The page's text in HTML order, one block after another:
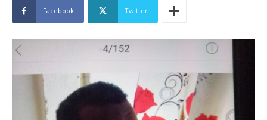
Facebook Twitter